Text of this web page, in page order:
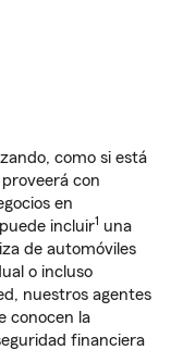
como si está
con
en
incluir1 una
de automóviles
o incluso
nuestros agentes
conocen la
financiera